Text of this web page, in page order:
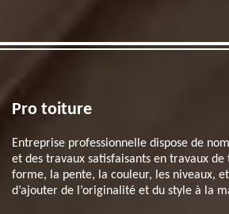
Pro toiture
Entreprise professionnelle dispose de
et des travaux satisfaisants en travaux
forme, la pente, la couleur, les niveaux,
d’ajouter de l’originalité et du style à la